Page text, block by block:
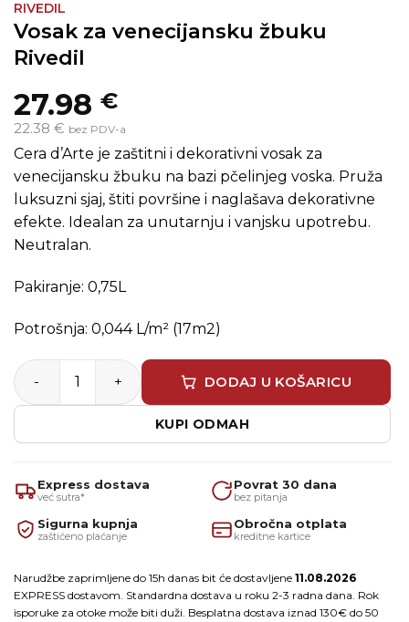
RIVEDIL
Vosak za venecijansku žbuku
Rivedil
27.98 €
22.38 € bez PDV-a
Cera d’Arte je zaštitni i dekorativni vosak za
venecijansku žbuku na bazi pčelinjeg voska. Pruža
luksuzni sjaj, štiti površine i naglašava dekorativne
efekte. Idealan za unutarnju i vanjsku upotrebu.
Neutralan.
Pakiranje: 0,75L
Potrošnja: 0,044 L/m² (17m2)
Vosak za venecijansku žbuku Rivedil količina
DODAJ U KOŠARICU
KUPI ODMAH
Express dostava
već sutra*
Povrat 30 dana
bez pitanja
Sigurna kupnja
zaštićeno plaćanje
Obročna otplata
kreditne kartice
Narudžbe zaprimljene do 15h danas bit će dostavljene 11.08.2026
EXPRESS dostavom. Standardna dostava u roku 2-3 radna dana. Rok
isporuke za otoke može biti duži. Besplatna dostava iznad 130€ do 50